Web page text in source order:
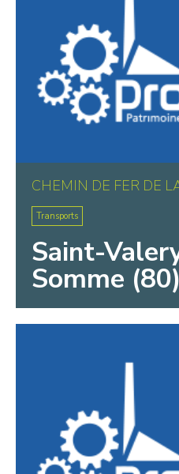
CHEMIN DE FER DE
Transports
Saint-
Somme (80)